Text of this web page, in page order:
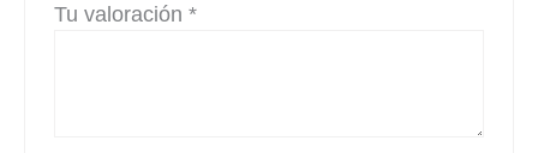
Tu valoración*